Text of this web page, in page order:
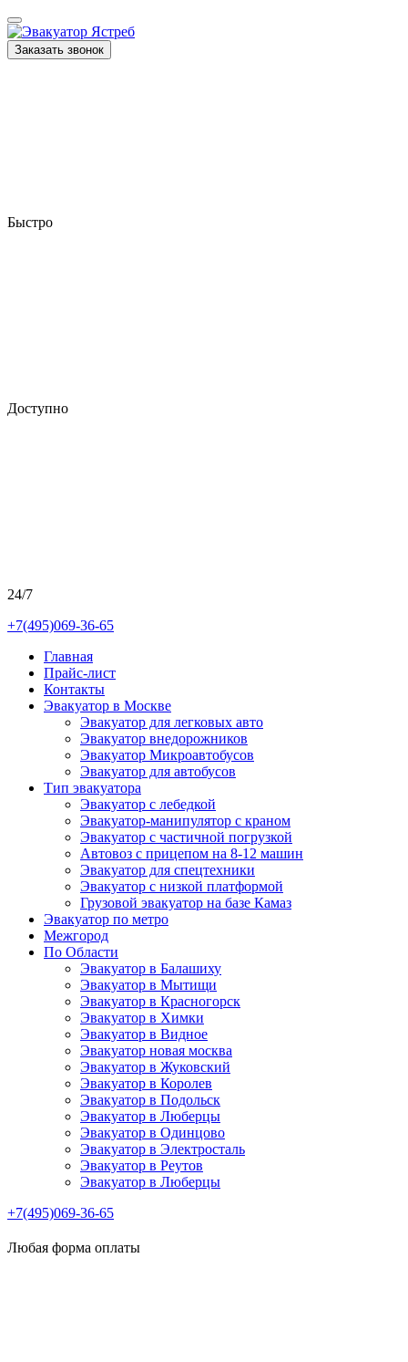
Заказать звонок
Быстро
Доступно
24/7
+7(495)069-36-65
Главная
Прайс-лист
Контакты
Эвакуатор в Москве
Эвакуатор для легковых авто
Эвакуатор внедорожников
Эвакуатор Микроавтобусов
Эвакуатор для автобусов
Тип эвакуатора
Эвакуатор с лебедкой
Эвакуатор-манипулятор с краном
Эвакуатор с частичной погрузкой
Автовоз с прицепом на 8-12 машин
Эвакуатор для спецтехники
Эвакуатор с низкой платформой
Грузовой эвакуатор на базе Камаз
Эвакуатор по метро
Межгород
По Области
Эвакуатор в Балашиху
Эвакуатор в Мытищи
Эвакуатор в Красногорск
Эвакуатор в Химки
Эвакуатор в Видное
Эвакуатор новая москва
Эвакуатор в Жуковский
Эвакуатор в Королев
Эвакуатор в Подольск
Эвакуатор в Люберцы
Эвакуатор в Одинцово
Эвакуатор в Электросталь
Эвакуатор в Реутов
Эвакуатор в Люберцы
+7(495)069-36-65
Любая форма оплаты